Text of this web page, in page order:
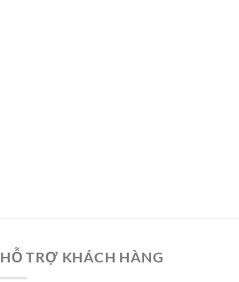
HỖ TRỢ KHÁCH HÀNG